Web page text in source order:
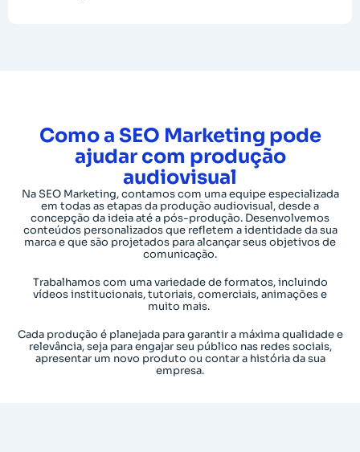
Como a SEO Marketing pode
ajudar com produção
audiovisual
Na SEO Marketing, contamos com uma equipe especializada
em todas as etapas da produção audiovisual, desde a
concepção da ideia até a pós-produção. Desenvolvemos
conteúdos personalizados que refletem a identidade da sua
marca e que são projetados para alcançar seus objetivos de
comunicação.
Trabalhamos com uma variedade de formatos, incluindo
vídeos institucionais, tutoriais, comerciais, animações e
muito mais.
Cada produção é planejada para garantir a máxima qualidade e
relevância, seja para engajar seu público nas redes sociais,
apresentar um novo produto ou contar a história da sua
empresa.